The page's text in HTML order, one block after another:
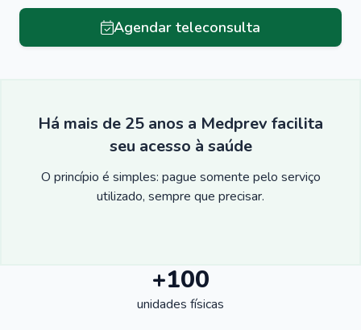
Agendar teleconsulta
Há mais de 25 anos a Medprev facilita
seu acesso à saúde
O princípio é simples: pague somente pelo serviço
utilizado, sempre que precisar.
+100
unidades físicas